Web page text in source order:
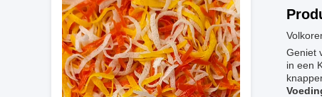
Geniet
in een